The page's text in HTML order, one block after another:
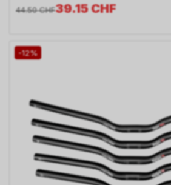
39.15CHF
44.50 CHF
-12%